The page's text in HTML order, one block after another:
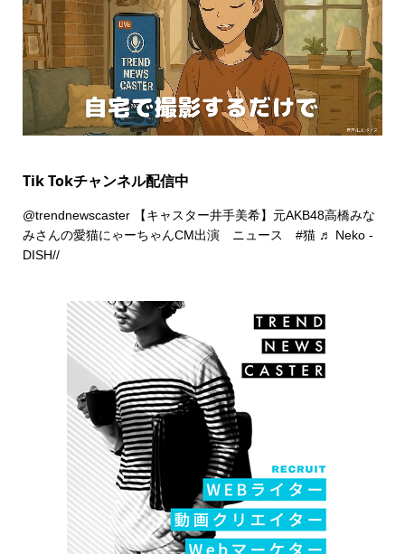
Tik Tokチャンネル配信中
@trendnewscaster【キャスター井手美希】元AKB48高橋みな
みさんの愛猫にゃーちゃんCM出演 ニュース #猫 ♬ Neko -
DISH//